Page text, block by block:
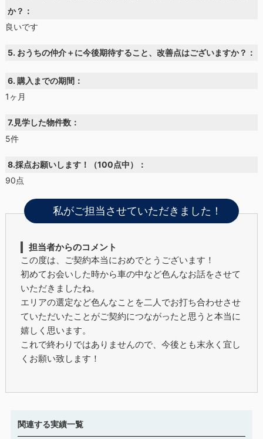
か？：
良いです
5. おうちの仲介＋に今後期待すること、改善点はございますか？：
6. 購入までの期間：
1ヶ月
7.見学した物件数：
5件
8.採点お願いします！（100点中）：
90点
私がご担当させていただきました！
担当者からのコメント
この度は、ご契約本当におめでとうございます！
初めてお会いした時から車の中など色んなお話をさせて
いただきましたね。
エリアの選定など色んなことを二人でお打ち合わせさせ
ていただいたことがご契約につながったと思うと本当に
嬉しく思います。
これで終わりではありませんので、今後とも末永く宜し
くお願い致します！
関連する実績一覧